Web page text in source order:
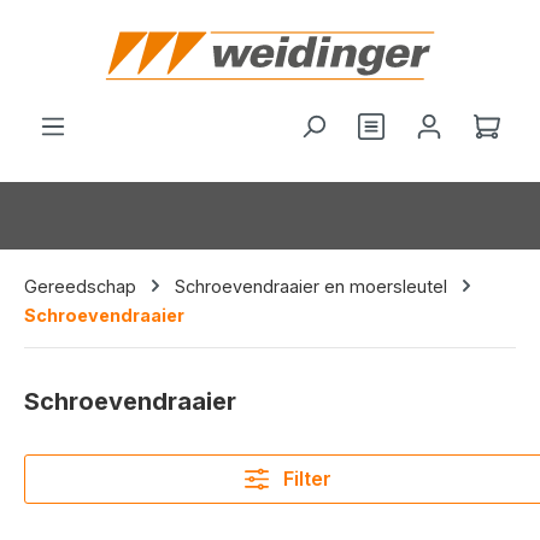
Je hebt 0 items
Gereedschap
Schroevendraaier en moersleutel
Schroevendraaier
Schroevendraaier
Filter